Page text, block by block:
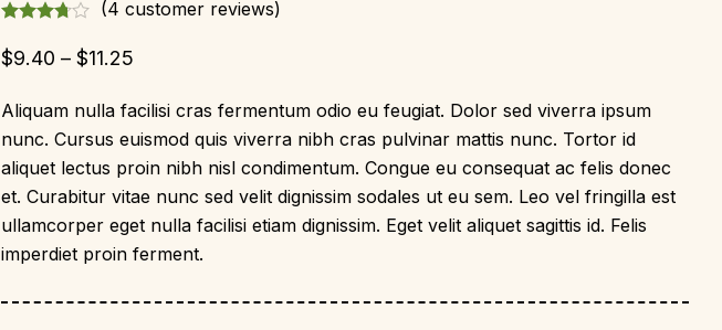
(4 customer reviews)
$9.40 – $11.25
Aliquam nulla facilisi cras fermentum odio eu feugiat. Dolor sed viverra ipsum
nunc. Cursus euismod quis viverra nibh cras pulvinar mattis nunc. Tortor id
aliquet lectus proin nibh nisl condimentum. Congue eu consequat ac felis donec
et. Curabitur vitae nunc sed velit dignissim sodales ut eu sem. Leo vel fringilla est
ullamcorper eget nulla facilisi etiam dignissim. Eget velit aliquet sagittis id. Felis
imperdiet proin ferment.